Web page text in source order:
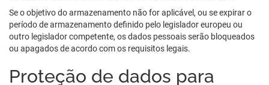
Se o objetivo do armazenamento não for aplicável, ou se expirar o
período de armazenamento definido pelo legislador europeu ou
outro legislador competente, os dados pessoais serão bloqueados
ou apagados de acordo com os requisitos legais.
Proteção de dados para